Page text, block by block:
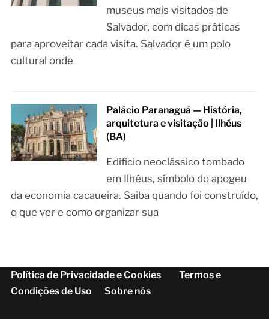
museus mais visitados de
Salvador, com dicas práticas
para aproveitar cada visita. Salvador é um polo
cultural onde
Palácio Paranaguá — História,
arquitetura e visitação | Ilhéus
(BA)
Edifício neoclássico tombado
em Ilhéus, símbolo do apogeu
da economia cacaueira. Saiba quando foi construído,
o que ver e como organizar sua
Política de Privacidade e Cookies
Termos e
Condições de Uso
Sobre nós